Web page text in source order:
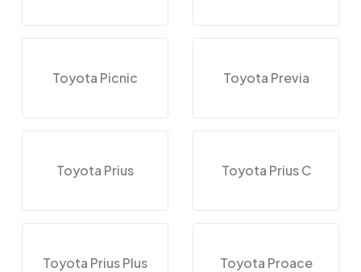
Toyota Picnic Toyota Previa
Toyota Prius Toyota Prius C
Toyota Prius Plus Toyota Proace